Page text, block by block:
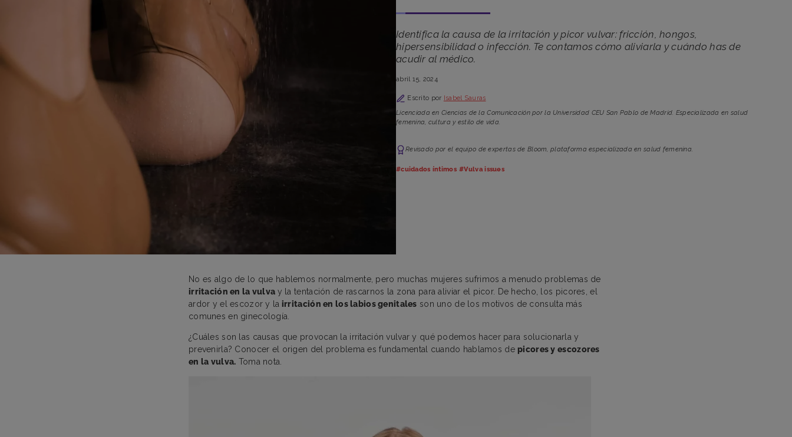
Identifica la causa de la irritación y picor vulvar: fricción, hongos,
hipersensibilidad o infección. Te contamos cómo aliviarla y cuándo has de
acudir al médico.
abril 15, 2024
Escrito por Isabel Sauras
Licenciada en Ciencias de la Comunicación por la Universidad CEU San Pablo de Madrid. Especializada en salud
femenina, cultura y estilo de vida.
Revisado por el equipo de expertas de Bloom, plataforma especializada en salud femenina.
#cuidados íntimos #Vulva issues
No es algo de lo que hablemos normalmente, pero muchas mujeres sufrimos a menudo problemas de
irritación en la vulva y la tentación de rascarnos la zona para aliviar el picor. De hecho, los picores, el
ardor y el escozor y la irritación en los labios genitales son uno de los motivos de consulta más
comunes en ginecología.
¿Cuáles son las causas que provocan la irritación vulvar y qué podemos hacer para solucionarla y
prevenirla? Conocer el origen del problema es fundamental cuando hablamos depicores y escozores
en la vulva. Toma nota.